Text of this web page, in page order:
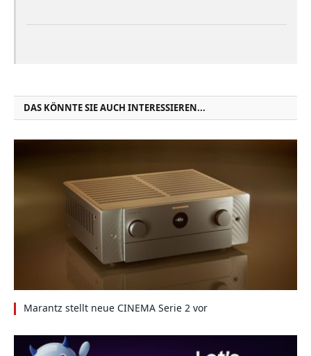
DAS KÖNNTE SIE AUCH INTERESSIEREN...
Marantz stellt neue CINEMA Serie 2 vor